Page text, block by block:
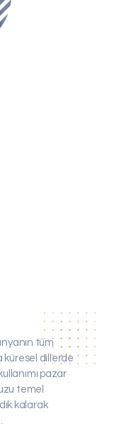
tüm
küresel dillerde
pazar
temel
kalarak